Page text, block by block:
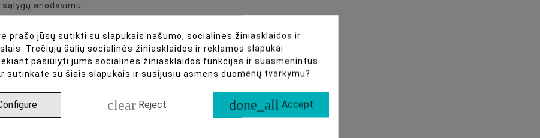
anodavimu.
su anodavimu.
prašo jūsų sutikti su slapukais našumo, socialinės žiniasklaidos ir
Trečiųjų šalių socialinės žiniasklaidos ir reklamos slapukai
pasiūlyti jums socialinės žiniasklaidos funkcijas ir suasmenintus
sutinkate su šiais slapukais ir susijusiu asmens duomenų tvarkymu?
clear Reject done_all Accept